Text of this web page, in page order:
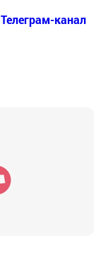
Телеграм-канал